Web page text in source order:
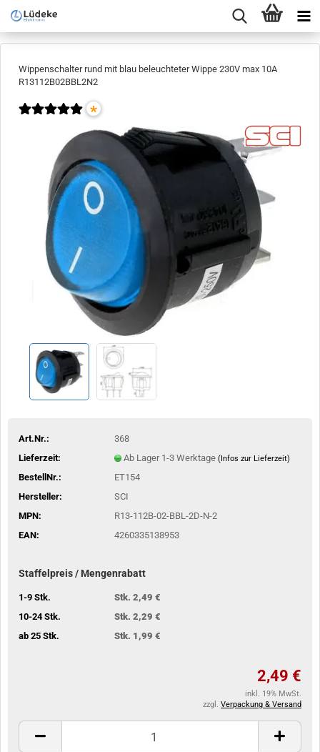
Wippenschalter rund mit blau beleuchteter Wippe 230V max 10A
R13112B02BBL2N2
*
Art.Nr.:
368
Lieferzeit:
Ab Lager 1-3 Werktage (Infos zur Lieferzeit)
BestellNr.:
ET154
Hersteller:
SCI
MPN:
R13-112B-02-BBL-2D-N-2
EAN:
4260335138953
Staffelpreis / Mengenrabatt
1-9 Stk.
Stk. 2,49 €
10-24 Stk.
Stk. 2,29 €
ab 25 Stk.
Stk. 1,99 €
2,49 €
inkl. 19% MwSt.
zzgl. Verpackung & Versand